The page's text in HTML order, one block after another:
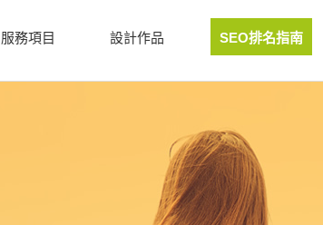
服務項目 設計作品 SEO排名指南